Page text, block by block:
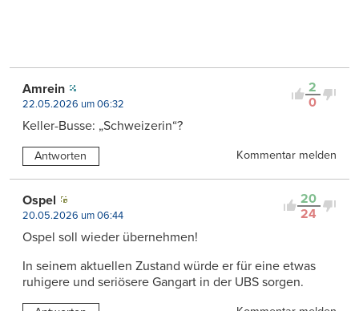
2
0
Amrein
22.05.2026 um 06:32
Keller-Busse: „Schweizerin“?
Antworten Kommentar melden
20
24
Ospel
20.05.2026 um 06:44
Ospel soll wieder übernehmen!
In seinem aktuellen Zustand würde er für eine etwas
ruhigere und seriösere Gangart in der UBS sorgen.